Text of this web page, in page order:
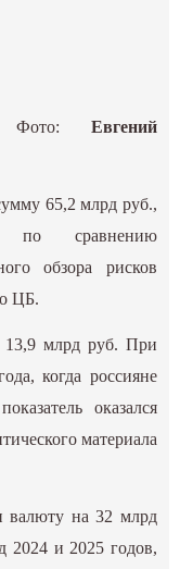
Евгений
65,2 млрд руб.,
сравнению
обзора рисков
ЦБ.
13,9 млрд руб. При
когда россияне
оказался
материала
валюту на 32 млрд
2024 и 2025 годов,